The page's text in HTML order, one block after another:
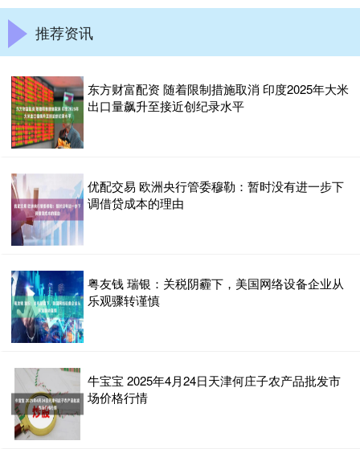
推荐资讯
东方财富配资 随着限制措施取消 印度2025年大米
出口量飙升至接近创纪录水平
优配交易 欧洲央行管委穆勒：暂时没有进一步下
调借贷成本的理由
粤友钱 瑞银：关税阴霾下，美国网络设备企业从
乐观骤转谨慎
牛宝宝 2025年4月24日天津何庄子农产品批发市
场价格行情